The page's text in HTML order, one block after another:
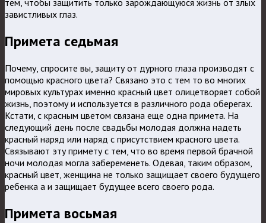
тем, чтобы защитить только зарождающуюся жизнь от злых
завистливых глаз.
Примета седьмая
Почему, спросите вы, защиту от дурного глаза производят с
помощью красного цвета? Связано это с тем то во многих
мировых культурах именно красный цвет олицетворяет собой
жизнь, поэтому и используется в различного рода оберегах.
Кстати, с красным цветом связана еще одна примета. На
следующий день после свадьбы молодая должна надеть
красный наряд или наряд с присутствием красного цвета.
Связывают эту примету с тем, что во время первой брачной
ночи молодая могла забеременеть. Одевая, таким образом,
красный цвет, женщина не только защищает своего будущего
ребенка а и защищает будущее всего своего рода.
Примета восьмая